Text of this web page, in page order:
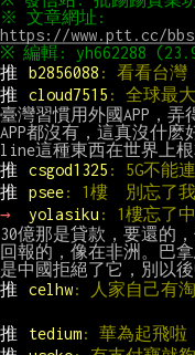
https://www.ptt.cc/bbs/
推
b2856088 : 看看台灣
推
cloud7515 : 全球最
臺灣習慣用外國APP，
APP都沒有，這真沒什麽
推
csgod1325 : 5G不能
推
psee: 1樓  別忘了我
→
yolasiku : 1樓忘了
30億那是貸款，要還的
回報的，像在非洲。巴
推
celhw: 人家自己有
推 tedium: 華為起飛啦